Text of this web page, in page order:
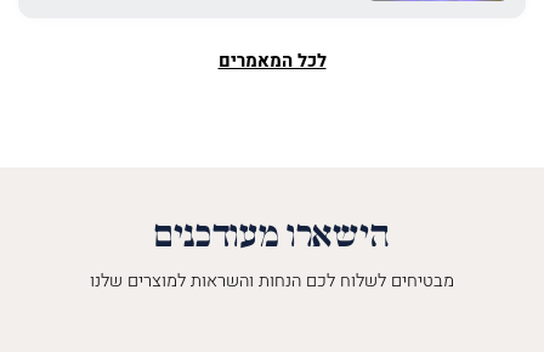
לכל המאמרים
הישארו מעודכנים
מבטיחים לשלוח לכם הנחות והשראות למוצרים שלנו